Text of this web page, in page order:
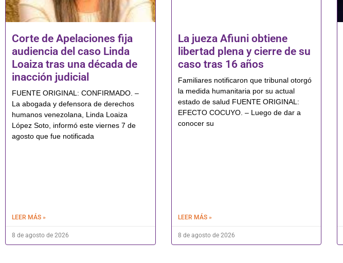
Corte de Apelaciones fija
audiencia del caso Linda
Loaiza tras una década de
inacción judicial
FUENTE ORIGINAL: CONFIRMADO. –
La abogada y defensora de derechos
humanos venezolana, Linda Loaiza
López Soto, informó este viernes 7 de
agosto que fue notificada
LEER MÁS »
8 de agosto de 2026
La jueza Afiuni obtiene
libertad plena y cierre de su
caso tras 16 años
Familiares notificaron que tribunal otorgó
la medida humanitaria por su actual
estado de salud FUENTE ORIGINAL:
EFECTO COCUYO. – Luego de dar a
conocer su
LEER MÁS »
8 de agosto de 2026